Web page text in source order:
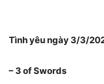
Tình yêu ngày 3/3/
– 3 of Swords